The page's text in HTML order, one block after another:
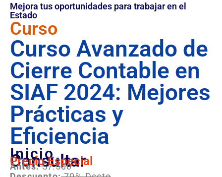
Mejora tus oportunidades para trabajar en el
Estado
Curso
Curso Avanzado de
Cierre Contable en
SIAF 2024: Mejores
Prácticas y
Eficiencia
Inicio
Consultar
Precio Especial
Antes:S/.500